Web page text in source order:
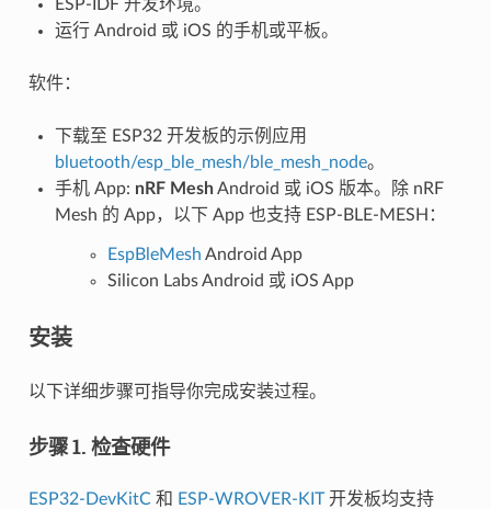
ESP-IDF 开发环境。
运行 Android 或 iOS 的手机或平板。
软件：
下载至 ESP32 开发板的示例应用
bluetooth/esp_ble_mesh/ble_mesh_node。
手机 App: nRF MeshAndroid 或 iOS 版本。除 nRF
Mesh 的 App，以下 App 也支持 ESP-BLE-MESH：
EspBleMesh Android App
Silicon Labs Android 或 iOS App
安装
以下详细步骤可指导你完成安装过程。
步骤 1. 检查硬件
ESP32-DevKitC和 ESP-WROVER-KIT开发板均支持